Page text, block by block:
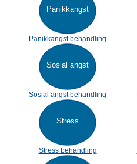
Panikkangst
Panikkangst behandling
Sosial angst
Sosial angst behandling
Stress
Stress behandling